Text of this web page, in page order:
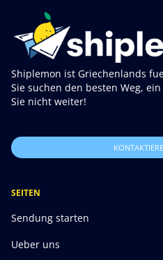
Shiplemon ist Griechenlands
Sie suchen den besten Weg,
Sie nicht weiter!
SEITEN
Sendung starten
Ueber uns